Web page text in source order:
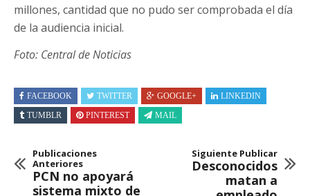
millones, cantidad que no pudo ser comprobada el día
de la audiencia inicial.
Foto: Central de Noticias
FACEBOOK TWITTER GOOGLE+
LINKEDIN
TUMBLR
PINTEREST MAIL
Publicaciones
Anteriores
PCN no apoyará
sistema mixto de
Siguiente Publicar
Desconocidos
matan a